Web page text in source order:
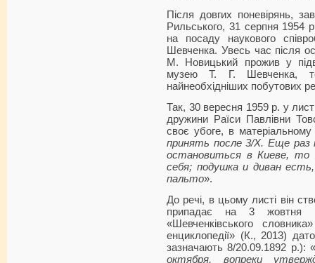
Після довгих поневірянь,
Рильського, 31 серпня 1954
на посаду наукового
Шевченка. Увесь час після
М. Новицький прожив у
музею Т. Г. Шевченка,
найнеобхідніших побутових
Так, 30 вересня 1959 р. у
дружини Раїси Павлівни
своє убоге, в
принять после 3/Х. Еще раз
остановиться в Киеве, то
себя; подушка и диван
пальто».
До речі, в цьому листі він
припадає на 3 жовтня
«Шевченківського
енциклопедії» (К., 2013)
зазначають 8/20.09.1892 р.):
октября, вопреки